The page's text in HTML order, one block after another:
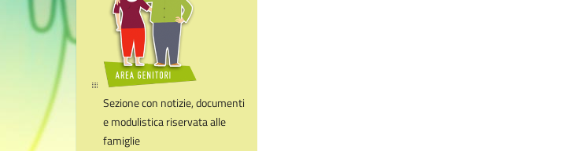
Sezione con notizie, documenti
e modulistica riservata alle
famiglie